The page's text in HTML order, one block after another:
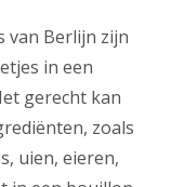
van Berlijn zijn
in een
gerecht kan
zoals
uien, eieren,